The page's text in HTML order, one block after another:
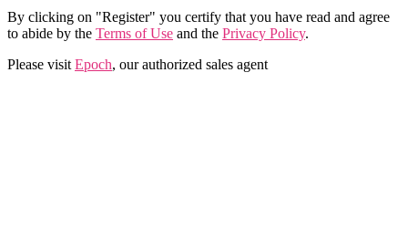
By clicking on "Register" you certify that you have read and agree
to abide by the Terms of Use and the Privacy Policy.
Please visit Epoch, our authorized sales agent